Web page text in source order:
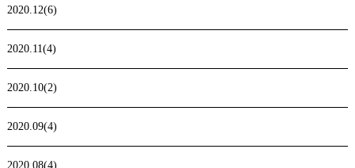
2020.12(6)
2020.11(4)
2020.10(2)
2020.09(4)
2020.08(4)